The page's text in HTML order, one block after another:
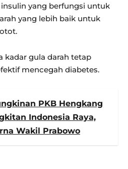
yang berfungsi untuk
yang lebih baik untuk
kadar gula darah tetap
mencegah diabetes.
PKB Hengkang
Indonesia Raya,
Wakil Prabowo